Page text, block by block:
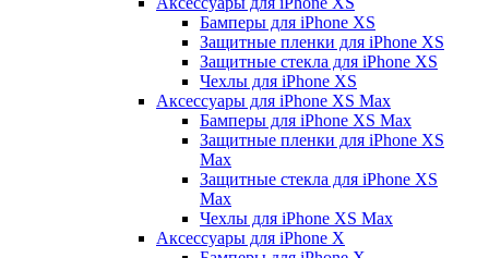
Бамперы для iPhone ХS
Защитные пленки для iPhone ХS
Защитные стекла для iPhone ХS
Чехлы для iPhone ХS
Аксессуары для iPhone ХS Max
Бамперы для iPhone XS Max
Защитные пленки для iPhone XS
Max
Защитные стекла для iPhone XS
Max
Чехлы для iPhone XS Max
Аксессуары для iPhone X